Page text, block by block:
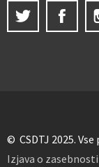
Twitter
© CSDTJ 2025.
Izjava o zasebnosti